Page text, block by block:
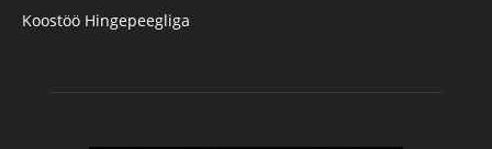
Koostöö Hingepeegliga